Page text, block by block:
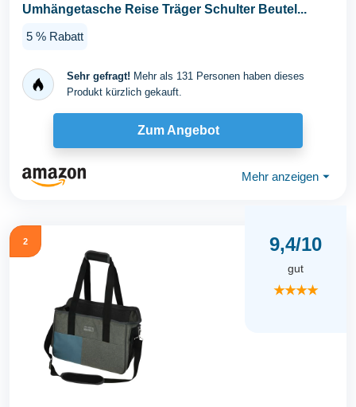
Umhängetasche Reise Träger Schulter Beutel...
5 % Rabatt
Sehr gefragt! Mehr als 131 Personen haben dieses
Produkt kürzlich gekauft.
Zum Angebot
Mehr anzeigen ⏷
2 9,4/10
gut
★★★★